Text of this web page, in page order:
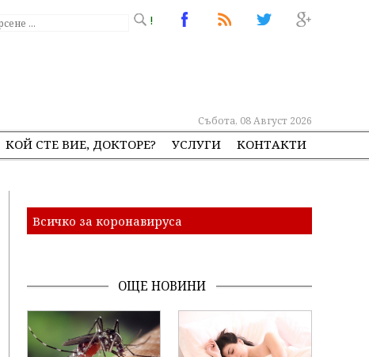
!
Събота, 08 Август 2026
КОЙ СТЕ ВИЕ, ДОКТОРЕ? УСЛУГИ КОНТАКТИ
Всичко за коронавируса
ОЩЕ НОВИНИ